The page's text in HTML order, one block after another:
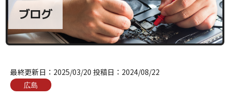
ブログ
最終更新日： 2025/03/20 投稿日： 2024/08/22
広島